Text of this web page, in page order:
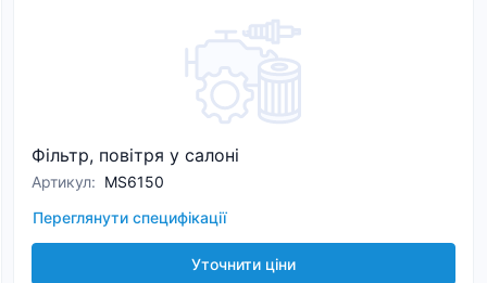
Фільтр, повітря у салоні
Артикул: MS6150
Переглянути специфікації
Уточнити ціни